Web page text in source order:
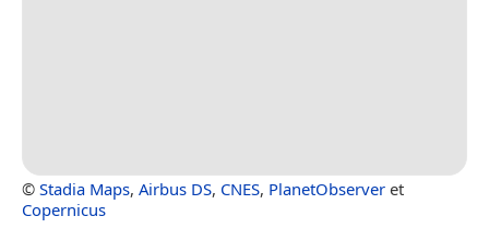
© Stadia Maps, Airbus DS, CNES, PlanetObserver et
Copernicus